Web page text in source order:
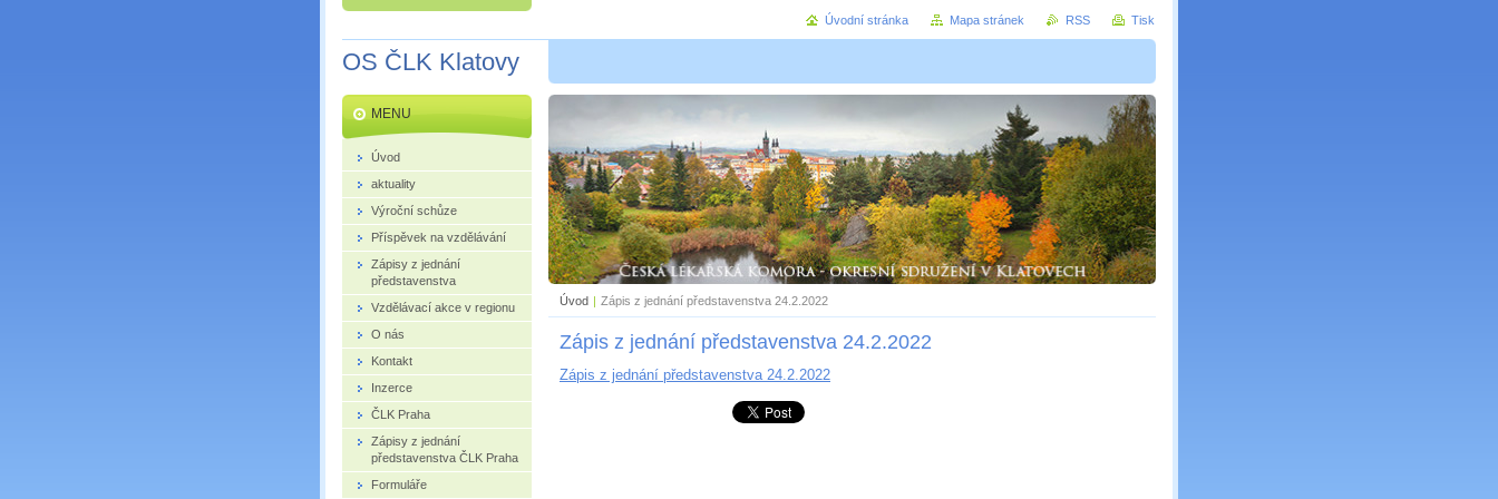
OS ČLK Klatovy
Úvod | Zápis z jednání představenstva 24.2.2022
Zápis z jednání představenstva 24.2.2022
Zápis z jednání představenstva 24.2.2022
MENU
Úvod
aktuality
Výroční schůze
Příspěvek na vzdělávání
Zápisy z jednání
představenstva
Vzdělávací akce v regionu
O nás
Kontakt
Inzerce
ČLK Praha
Zápisy z jednání
představenstva ČLK Praha
Formuláře
Úvodní stránka Mapa stránek RSS Tisk